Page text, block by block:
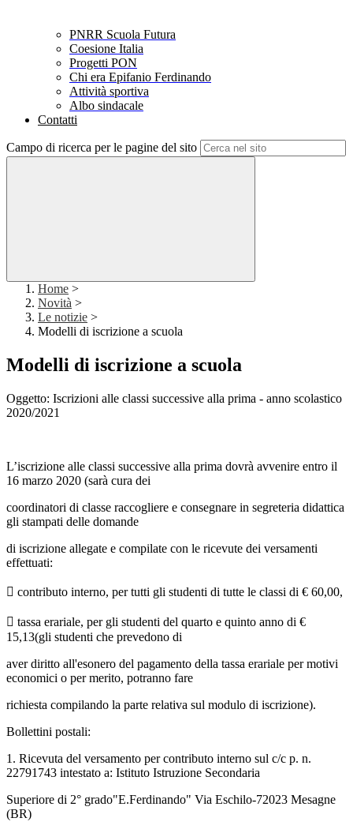
PNRR Scuola Futura
Coesione Italia
Progetti PON
Chi era Epifanio Ferdinando
Attività sportiva
Albo sindacale
Contatti
Campo di ricerca per le pagine del sito
Home >
Novità >
Le notizie >
Modelli di iscrizione a scuola
Modelli di iscrizione a scuola
Oggetto: Iscrizioni alle classi successive alla prima - anno scolastico
2020/2021
L’iscrizione alle classi successive alla prima dovrà avvenire entro il
16 marzo 2020 (sarà cura dei
coordinatori di classe raccogliere e consegnare in segreteria didattica
gli stampati delle domande
di iscrizione allegate e compilate con le ricevute dei versamenti
effettuati:
 contributo interno, per tutti gli studenti di tutte le classi di € 60,00,
 tassa erariale, per gli studenti del quarto e quinto anno di €
15,13(gli studenti che prevedono di
aver diritto all'esonero del pagamento della tassa erariale per motivi
economici o per merito, potranno fare
richiesta compilando la parte relativa sul modulo di iscrizione).
Bollettini postali:
1. Ricevuta del versamento per contributo interno sul c/c p. n.
22791743 intestato a: Istituto Istruzione Secondaria
Superiore di 2° grado"E.Ferdinando" Via Eschilo-72023 Mesagne
(BR)